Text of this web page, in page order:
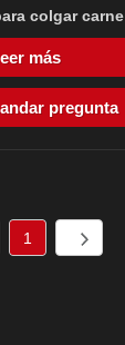
colgar carne
más
pregunta
1